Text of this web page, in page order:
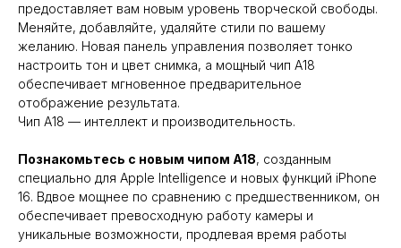
предоставляет вам новым уровень творческой свободы.
Меняйте, добавляйте, удаляйте стили по вашему
желанию. Новая панель управления позволяет тонко
настроить тон и цвет снимка, а мощный чип A18
обеспечивает мгновенное предварительное
отображение результата.
Чип A18 — интеллект и производительность.
Познакомьтесь с новым чипом A18, созданным
специально для Apple Intelligence и новых функций iPhone
16. Вдвое мощнее по сравнению с предшественником, он
обеспечивает превосходную работу камеры и
уникальные возможности, продлевая время работы